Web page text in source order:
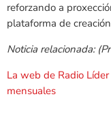
reforzando a
plataforma de
Noticia relacionada:
La web de Radio
mensuales